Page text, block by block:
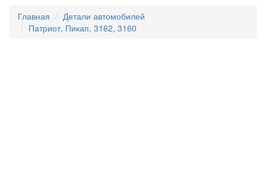
Главная
Детали автомобилей
Патриот, Пикап, 3162, 3160